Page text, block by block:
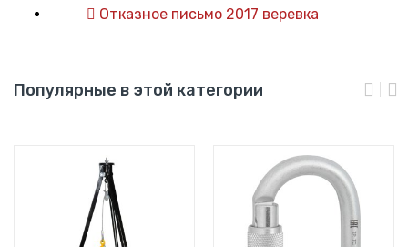
Отказное письмо 2017 веревка
Популярные в этой категории